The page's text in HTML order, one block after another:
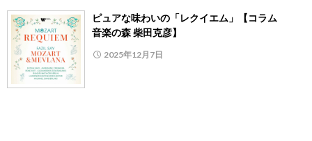
ピュアな味わいの「レクイエム」【コラム
音楽の森 柴田克彦】
2025年12月7日